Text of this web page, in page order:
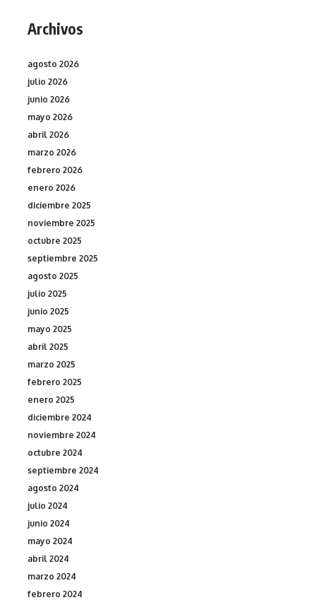
Archivos
agosto 2026
julio 2026
junio 2026
mayo 2026
abril 2026
marzo 2026
febrero 2026
enero 2026
diciembre 2025
noviembre 2025
octubre 2025
septiembre 2025
agosto 2025
julio 2025
junio 2025
mayo 2025
abril 2025
marzo 2025
febrero 2025
enero 2025
diciembre 2024
noviembre 2024
octubre 2024
septiembre 2024
agosto 2024
julio 2024
junio 2024
mayo 2024
abril 2024
marzo 2024
febrero 2024